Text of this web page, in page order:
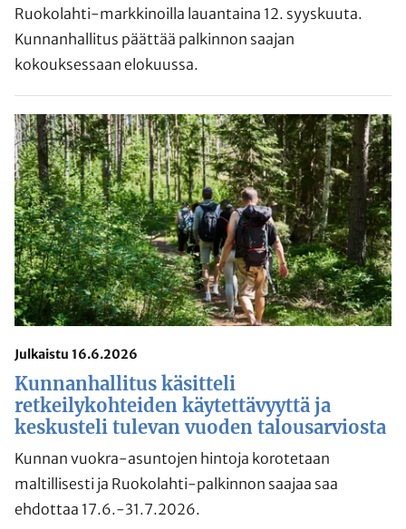
Ruokolahti-markkinoilla lauantaina 12. syyskuuta.
Kunnanhallitus päättää palkinnon saajan
kokouksessaan elokuussa.
Julkaistu 16.6.2026
Kunnanhallitus käsitteli
retkeilykohteiden käytettävyyttä ja
keskusteli tulevan vuoden talousarviosta
Kunnan vuokra-asuntojen hintoja korotetaan
maltillisesti ja Ruokolahti-palkinnon saajaa saa
ehdottaa 17.6.-31.7.2026.